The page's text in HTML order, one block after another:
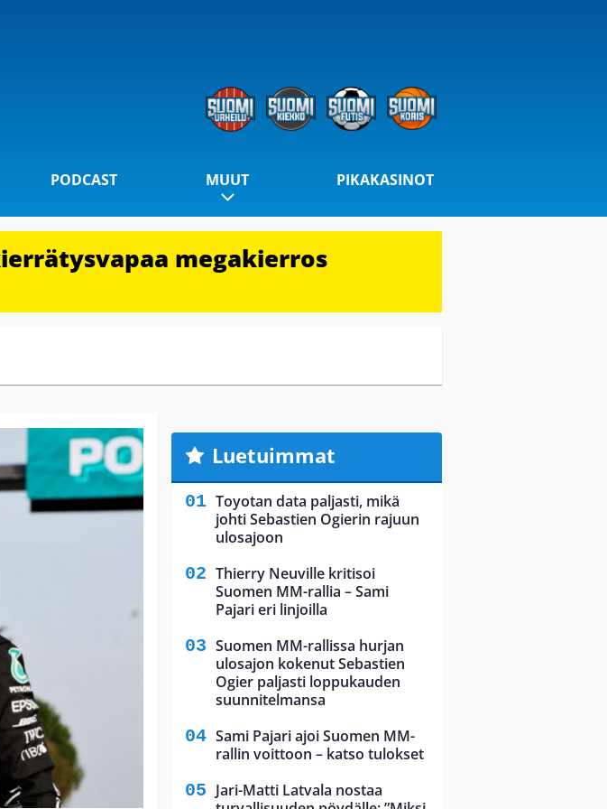
PODCAST MUUT PIKAKASINOT
megakierros
Luetuimmat
Toyotan data paljasti, mikä
johti Sebastien Ogierin rajuun
ulosajoon
Thierry Neuville kritisoi
Suomen MM-rallia – Sami
Pajari eri linjoilla
Suomen MM-rallissa hurjan
ulosajon kokenut Sebastien
Ogier paljasti loppukauden
suunnitelmansa
Sami Pajari ajoi Suomen MM-
rallin voittoon – katso tulokset
Jari-Matti Latvala nostaa